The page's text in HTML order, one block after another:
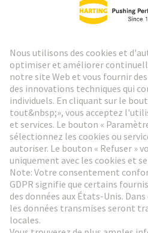
Aller à l'inscription
Social Media